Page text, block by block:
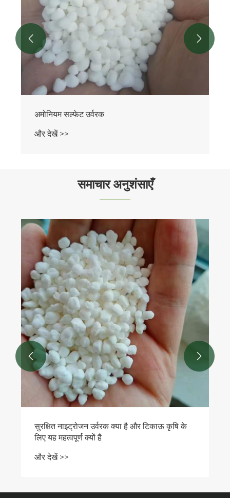
अमोनियम सल्फेट उर्वरक
और देखें >>
 
समाचार अनुशंसाएँ
सुरक्षित नाइट्रोजन उर्वरक क्या है और टिकाऊ कृषि के
लिए यह महत्वपूर्ण क्यों है
और देखें >>
 